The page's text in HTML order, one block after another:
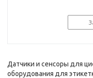
Датчики и сенсоры для
оборудования для